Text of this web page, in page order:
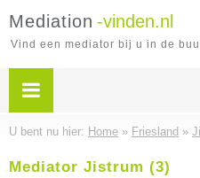
Mediation -vinden.nl
Vind een mediator bij u in de
U bent nu hier: Home » Friesland »
Mediator Jistrum (3)